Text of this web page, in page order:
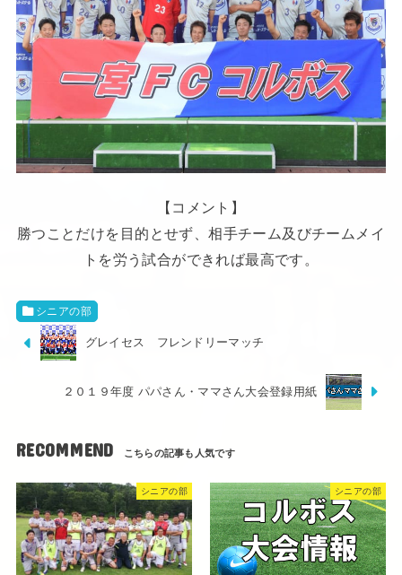
【コメント】
勝つことだけを目的とせず、相手チーム及びチームメイ
トを労う試合ができれば最高です。
シニアの部
グレイセス フレンドリーマッチ
２０１９年度 パパさん・ママさん大会登録用紙
RECOMMEND
シニアの部 シニアの部